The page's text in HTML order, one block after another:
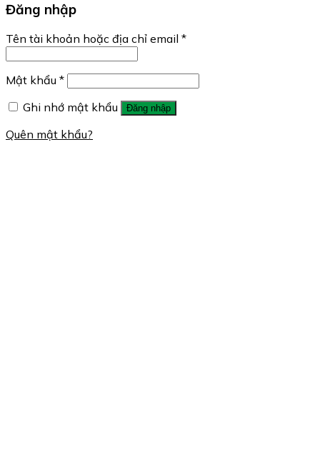
Đăng nhập
Tên tài khoản hoặc địa chỉ email *
Mật khẩu *
Ghi nhớ mật khẩu
Đăng nhập
Quên mật khẩu?